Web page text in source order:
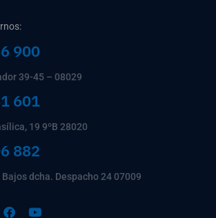
900
39-45 – 08029
601
19 9ºB 28020
882
dcha. Despacho 24 07009